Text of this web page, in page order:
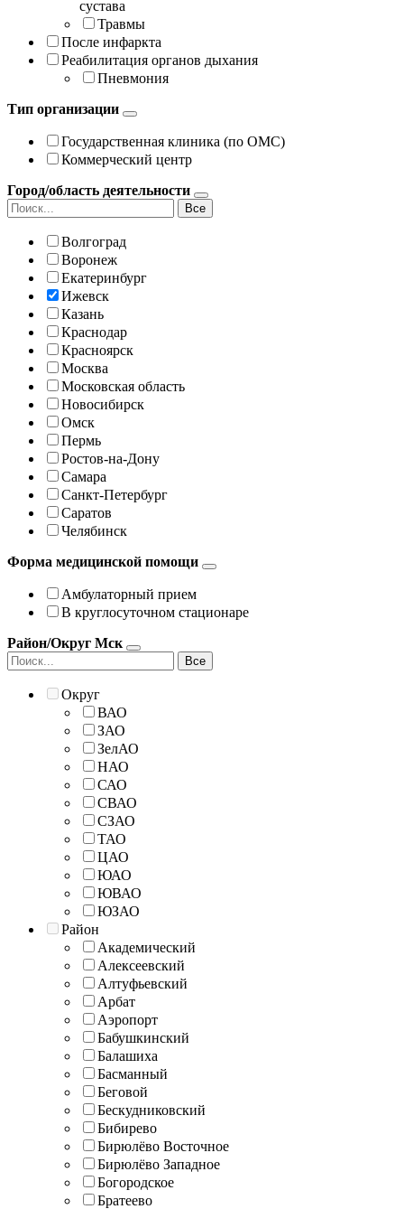
сустава
Травмы
После инфаркта
Реабилитация органов дыхания
Пневмония
Тип организации
Государственная клиника (по ОМС)
Коммерческий центр
Город/область деятельности
Все
Волгоград
Воронеж
Екатеринбург
Ижевск
Казань
Краснодар
Красноярск
Москва
Московская область
Новосибирск
Омск
Пермь
Ростов-на-Дону
Самара
Санкт-Петербург
Саратов
Челябинск
Форма медицинской помощи
Амбулаторный прием
В круглосуточном стационаре
Район/Округ Мск
Все
Округ
ВАО
ЗАО
ЗелАО
НАО
САО
СВАО
СЗАО
ТАО
ЦАО
ЮАО
ЮВАО
ЮЗАО
Район
Академический
Алексеевский
Алтуфьевский
Арбат
Аэропорт
Бабушкинский
Балашиха
Басманный
Беговой
Бескудниковский
Бибирево
Бирюлёво Восточное
Бирюлёво Западное
Богородское
Братеево